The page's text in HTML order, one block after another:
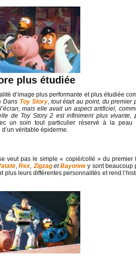
plus étudiée
d’image plus performante et plus étudiée
Dans Toy Story, tout était au point, du premier
mais elle avait un aspect artificiel,
de Toy Story 2 est infiniment plus vivante,
un soin tout particulier réservé à la peau
véritable épiderme.
veut pas le simple « copié/collé » du premier
,Rex, ZigzagetBayonne y sont beaucoup
plus leurs différentes personnalités et rend